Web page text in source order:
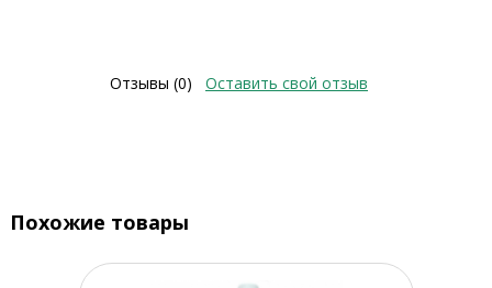
Отзывы (0) Оставить свой отзыв
Похожие товары